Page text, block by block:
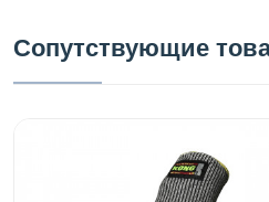
Сопутствующие